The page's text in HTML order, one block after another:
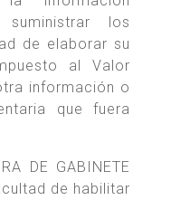
los
de elaborar su
al Valor
información o
que fuera
DE GABINETE
de habilitar